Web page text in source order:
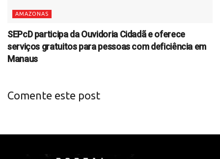
AMAZONAS
SEPcD participa da Ouvidoria Cidadã e oferece
serviços gratuitos para pessoas com deficiência em
Manaus
Comente este post